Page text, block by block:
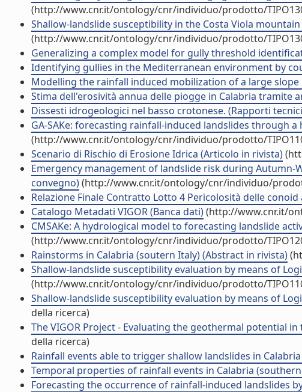
(http://www.cnr.it/ontology/cnr/individuo/prodotto/
Shallow-landslide susceptibility in the Costa Viola
(http://www.cnr.it/ontology/cnr/individuo/prodotto/
Generalizing a complex model for gully threshold
Identifying gullies in the Mediterranean environment by
Modelling the rainfall induced mobilization of a large
Stima dell'erosività annua delle piogge in Calabria tramite
Dissesti idrogeologici nel basso crotonese. (Rapporti
GA-SAKe: forecasting rainfall-induced landslides through
(http://www.cnr.it/ontology/cnr/individuo/prodotto/
Scenario di Rischio di Erosione Idrica (Articolo in rivista)
Emergency management of landslide risk during Autumn-
convegno)(http://www.cnr.it/ontology/cnr/individuo/
Relazione Finale Contratto Lotto 4 Pericolosità delle
Catalogo Metadati VIGOR (Banca dati)(http://www.cnr.it/
CMSAKe: A hydrological model to forecasting landslide
(http://www.cnr.it/ontology/cnr/individuo/prodotto/
Rainstorms in Calabria (soutern Italy) (Abstract in rivista)
Shallow-landslide susceptibility evaluation by means of
(http://www.cnr.it/ontology/cnr/individuo/prodotto/
Shallow-landslide susceptibility evaluation by means of
della ricerca)
The VIGOR Project - Evaluating the geothermal potential
della ricerca)
Rainfall events able to trigger shallow landslides in
Temporal properties of rainfall events in Calabria
Forecasting the occurrence of rainfall-induced landslides